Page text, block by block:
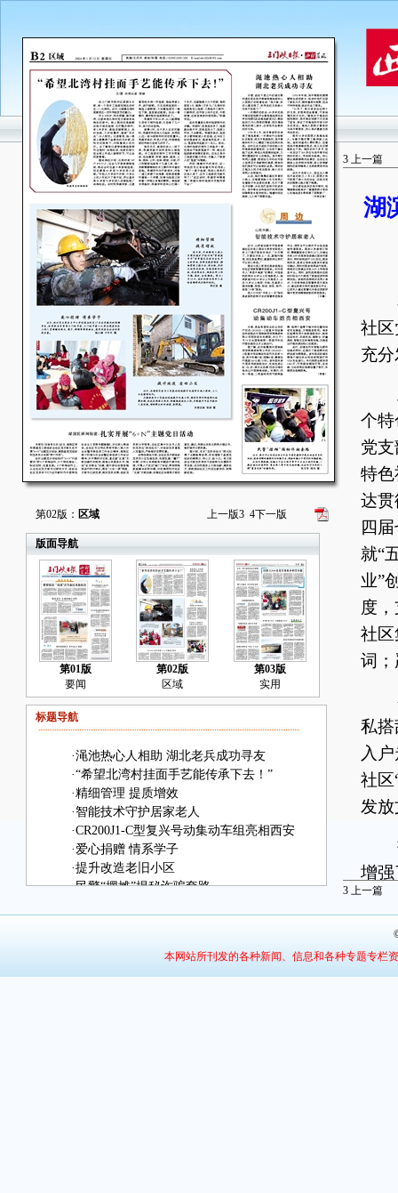
第02版： 区域 上一版3 4下一版
版面导航
第01版
要闻
第02版
区域
第03版
实用
标题导航
·渑池热心人相助 湖北老兵成功寻友
·“希望北湾村挂面手艺能传承下去！”
·精细管理 提质增效
·智能技术守护居家老人
·CR200J1-C型复兴号动集动车组亮相西安
·爱心捐赠 情系学子
·提升改造老旧小区
·民警“摆摊”揭秘诈骗套路
3 上一篇
湖
社区
充分
个
党
特
达
四
就“
业”
度
社区
词
私搭
入
社区
发
增
党
真
3 上一篇
本网站所刊发的各种新闻、信息和各种专题专栏